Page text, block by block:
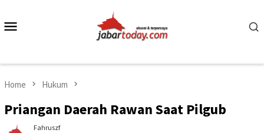
content
Home Hukum
Priangan Daerah Rawan Saat Pilgub
Fahruszf